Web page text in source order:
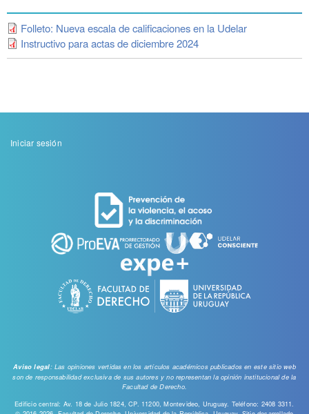
Folleto: Nueva escala de calificaciones en la Udelar
Instructivo para actas de diciembre 2024
Menu
Iniciar sesión
Aviso legal: Las opiniones vertidas en los artículos académicos publicados en este sitio web
son de responsabilidad exclusiva de sus autores y no representan la opinión institucional de la
Facultad de Derecho.
Edificio central: Av. 18 de Julio 1824, CP. 11200, Montevideo, Uruguay. Teléfono: 2408 3311.